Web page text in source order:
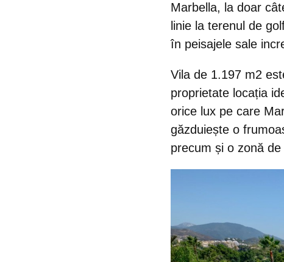
Marbella, la doar
linie la terenul de
în peisajele sale
Vila de 1.197 m2
proprietate locația
orice lux pe care
găzduiește o
precum și o zonă